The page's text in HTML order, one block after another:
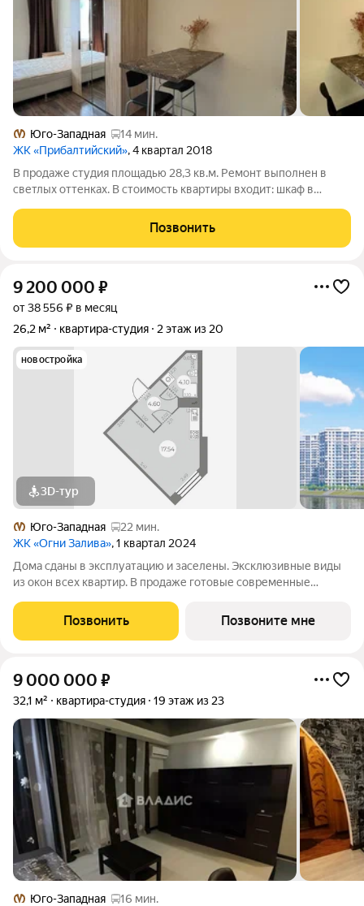
Юго-Западная
14 мин.
ЖК «Прибалтийский», 4 квартал 2018
В продаже студия площадью 28,3 кв.м. Ремонт выполнен в
светлых оттенках. В стоимость квартиры входит: шкаф в
подвесной шкаф, стиральная машина. Кухонный гарнитур,
раковина, вытяжка, варочная
Позвонить
9 200 000 ₽
от 38 556 ₽ в месяц
26,2 м²
квартира-студия 2 этаж из 20
новостройка
3D-тур
Юго-Западная
22 мин.
ЖК «Огни Залива», 1 квартал 2024
Дома сданы в эксплуатацию и заселены. Эксклюзивные виды
из окон всех квартир. В продаже готовые современные
Залива» по адресу: ул. Маршала Захарова, дом 8, стр.1 и дом 10,
стр. 1. 3-5 квартир на
Позвонить Позвоните мне
9 000 000 ₽
32,1 м² квартира-студия 19 этаж из 23
Юго-Западная
16 мин.